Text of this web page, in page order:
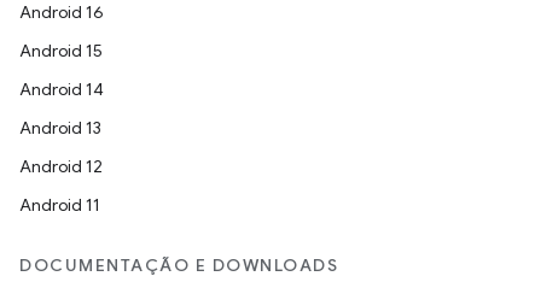
Android 16
Android 15
Android 14
Android 13
Android 12
Android 11
DOCUMENTAÇÃO E DOWNLOADS